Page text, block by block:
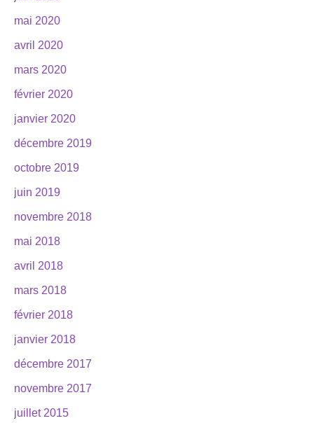
mai 2020
avril 2020
mars 2020
février 2020
janvier 2020
décembre 2019
octobre 2019
juin 2019
novembre 2018
mai 2018
avril 2018
mars 2018
février 2018
janvier 2018
décembre 2017
novembre 2017
juillet 2015